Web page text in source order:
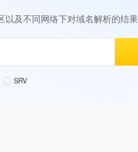
及不同网络下对域名解析的结果
SRV